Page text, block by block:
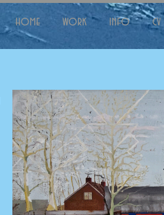
home work info cv